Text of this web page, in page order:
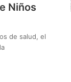
Niños
de salud, el